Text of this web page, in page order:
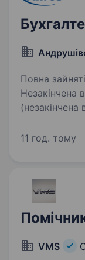
Повна
Незакінчена вища
(незакінчена
в 1С Комунікабельність та вміння працювати
11 год. тому
VMS